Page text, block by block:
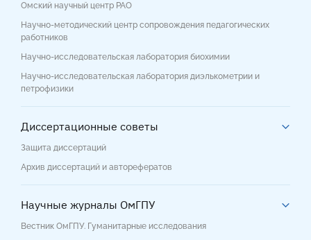
Омский научный центр РАО
Научно-методический центр сопровождения педагогических
работников
Научно-исследовательская лаборатория биохимии
Научно-исследовательская лаборатория диэлькометрии и
петрофизики
Диссертационные советы
Защита диссертаций
Архив диссертаций и авторефератов
Научные журналы ОмГПУ
Вестник ОмГПУ. Гуманитарные исследования